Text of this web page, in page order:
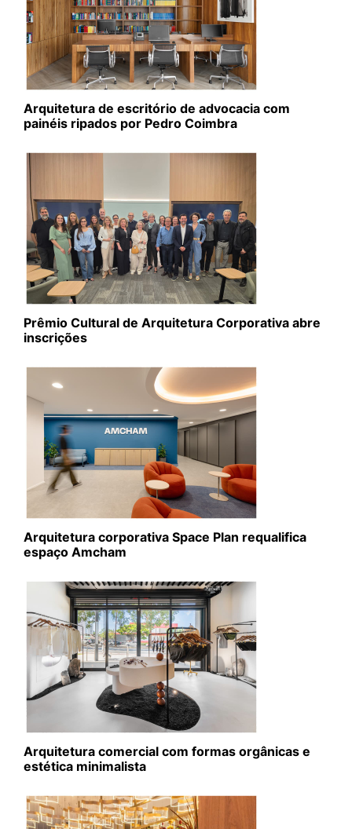
Arquitetura de escritório de advocacia com
painéis ripados por Pedro Coimbra
Prêmio Cultural de Arquitetura Corporativa abre
inscrições
Arquitetura corporativa Space Plan requalifica
espaço Amcham
Arquitetura comercial com formas orgânicas e
estética minimalista